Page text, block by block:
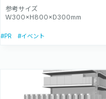
参考サイズ
W300×H800×D300mm
#PR #イベント